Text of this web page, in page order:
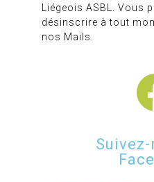
Liégeois ASBL. Vous
désinscrire à tout
nos Mails.